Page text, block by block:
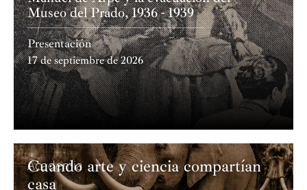
Museo del Prado, 1936 - 1939
Presentación
17 de septiembre de 2026
Academia
Cuando arte y ciencia compartían
casa